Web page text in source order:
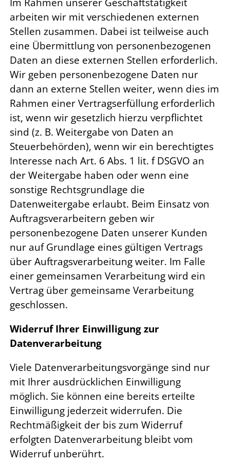
arbeiten wir mit verschiedenen externen
Stellen zusammen. Dabei ist teilweise auch
eine Übermittlung von personenbezogenen
Daten an diese externen Stellen erforderlich.
Wir geben personenbezogene Daten nur
dann an externe Stellen weiter, wenn dies im
Rahmen einer Vertragserfüllung erforderlich
ist, wenn wir gesetzlich hierzu verpflichtet
sind (z. B. Weitergabe von Daten an
Steuerbehörden), wenn wir ein berechtigtes
Interesse nach Art. 6 Abs. 1 lit. f DSGVO an
der Weitergabe haben oder wenn eine
sonstige Rechtsgrundlage die
Datenweitergabe erlaubt. Beim Einsatz von
Auftragsverarbeitern geben wir
personenbezogene Daten unserer Kunden
nur auf Grundlage eines gültigen Vertrags
über Auftragsverarbeitung weiter. Im Falle
einer gemeinsamen Verarbeitung wird ein
Vertrag über gemeinsame Verarbeitung
geschlossen.
Widerruf Ihrer Einwilligung zur
Datenverarbeitung
Viele Datenverarbeitungsvorgänge sind nur
mit Ihrer ausdrücklichen Einwilligung
möglich. Sie können eine bereits erteilte
Einwilligung jederzeit widerrufen. Die
Rechtmäßigkeit der bis zum Widerruf
erfolgten Datenverarbeitung bleibt vom
Widerruf unberührt.